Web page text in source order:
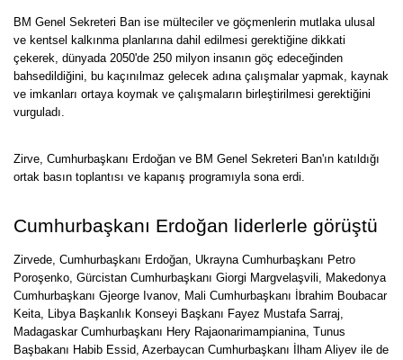
BM Genel Sekreteri Ban ise mülteciler ve göçmenlerin mutlaka ulusal
ve kentsel kalkınma planlarına dahil edilmesi gerektiğine dikkati
çekerek, dünyada 2050'de 250 milyon insanın göç edeceğinden
bahsedildiğini, bu kaçınılmaz gelecek adına çalışmalar yapmak, kaynak
ve imkanları ortaya koymak ve çalışmaların birleştirilmesi gerektiğini
vurguladı.
Zirve, Cumhurbaşkanı Erdoğan ve BM Genel Sekreteri Ban'ın katıldığı
ortak basın toplantısı ve kapanış programıyla sona erdi.
Cumhurbaşkanı Erdoğan liderlerle görüştü
Zirvede, Cumhurbaşkanı Erdoğan, Ukrayna Cumhurbaşkanı Petro
Poroşenko, Gürcistan Cumhurbaşkanı Giorgi Margvelaşvili, Makedonya
Cumhurbaşkanı Gjeorge Ivanov, Mali Cumhurbaşkanı İbrahim Boubacar
Keita, Libya Başkanlık Konseyi Başkanı Fayez Mustafa Sarraj,
Madagaskar Cumhurbaşkanı Hery Rajaonarimampianina, Tunus
Başbakanı Habib Essid, Azerbaycan Cumhurbaşkanı İlham Aliyev ile de